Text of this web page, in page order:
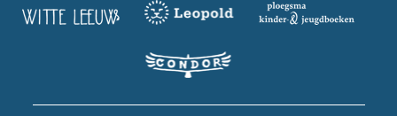
Grappige kinderboeken
Spannende kinderboeken
Boekentips 12+ jaar
Voor volwassenen
Spekkie en Sproet